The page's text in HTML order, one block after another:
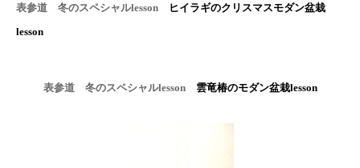
表参道 冬のスペシャルlesson
ヒイラギのクリスマスモダン盆栽
lesson
表参道 冬のスペシャルlesson 雲竜椿のモダン盆栽lesson